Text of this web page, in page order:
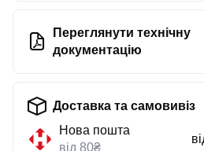
Переглянути технічну
документацію
Доставка та самовивіз
Нова пошта
від 80₴